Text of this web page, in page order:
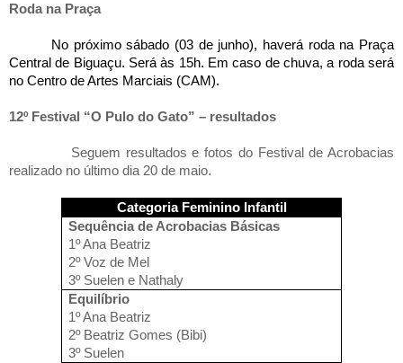
Roda na Praça
No próximo sábado (03 de junho), haverá roda na Praça
Central de Biguaçu. Será às 15h. Em caso de chuva, a roda será
no Centro de Artes Marciais (CAM).
12º Festival “O Pulo do Gato” – resultados
Seguem resultados e fotos do Festival de Acrobacias
realizado no último dia 20 de maio.
Categoria Feminino Infantil
Sequência de Acrobacias Básicas
1º Ana Beatriz
2º Voz de Mel
3º Suelen e Nathaly
Equilíbrio
1º Ana Beatriz
2º Beatriz Gomes (Bibi)
3º Suelen